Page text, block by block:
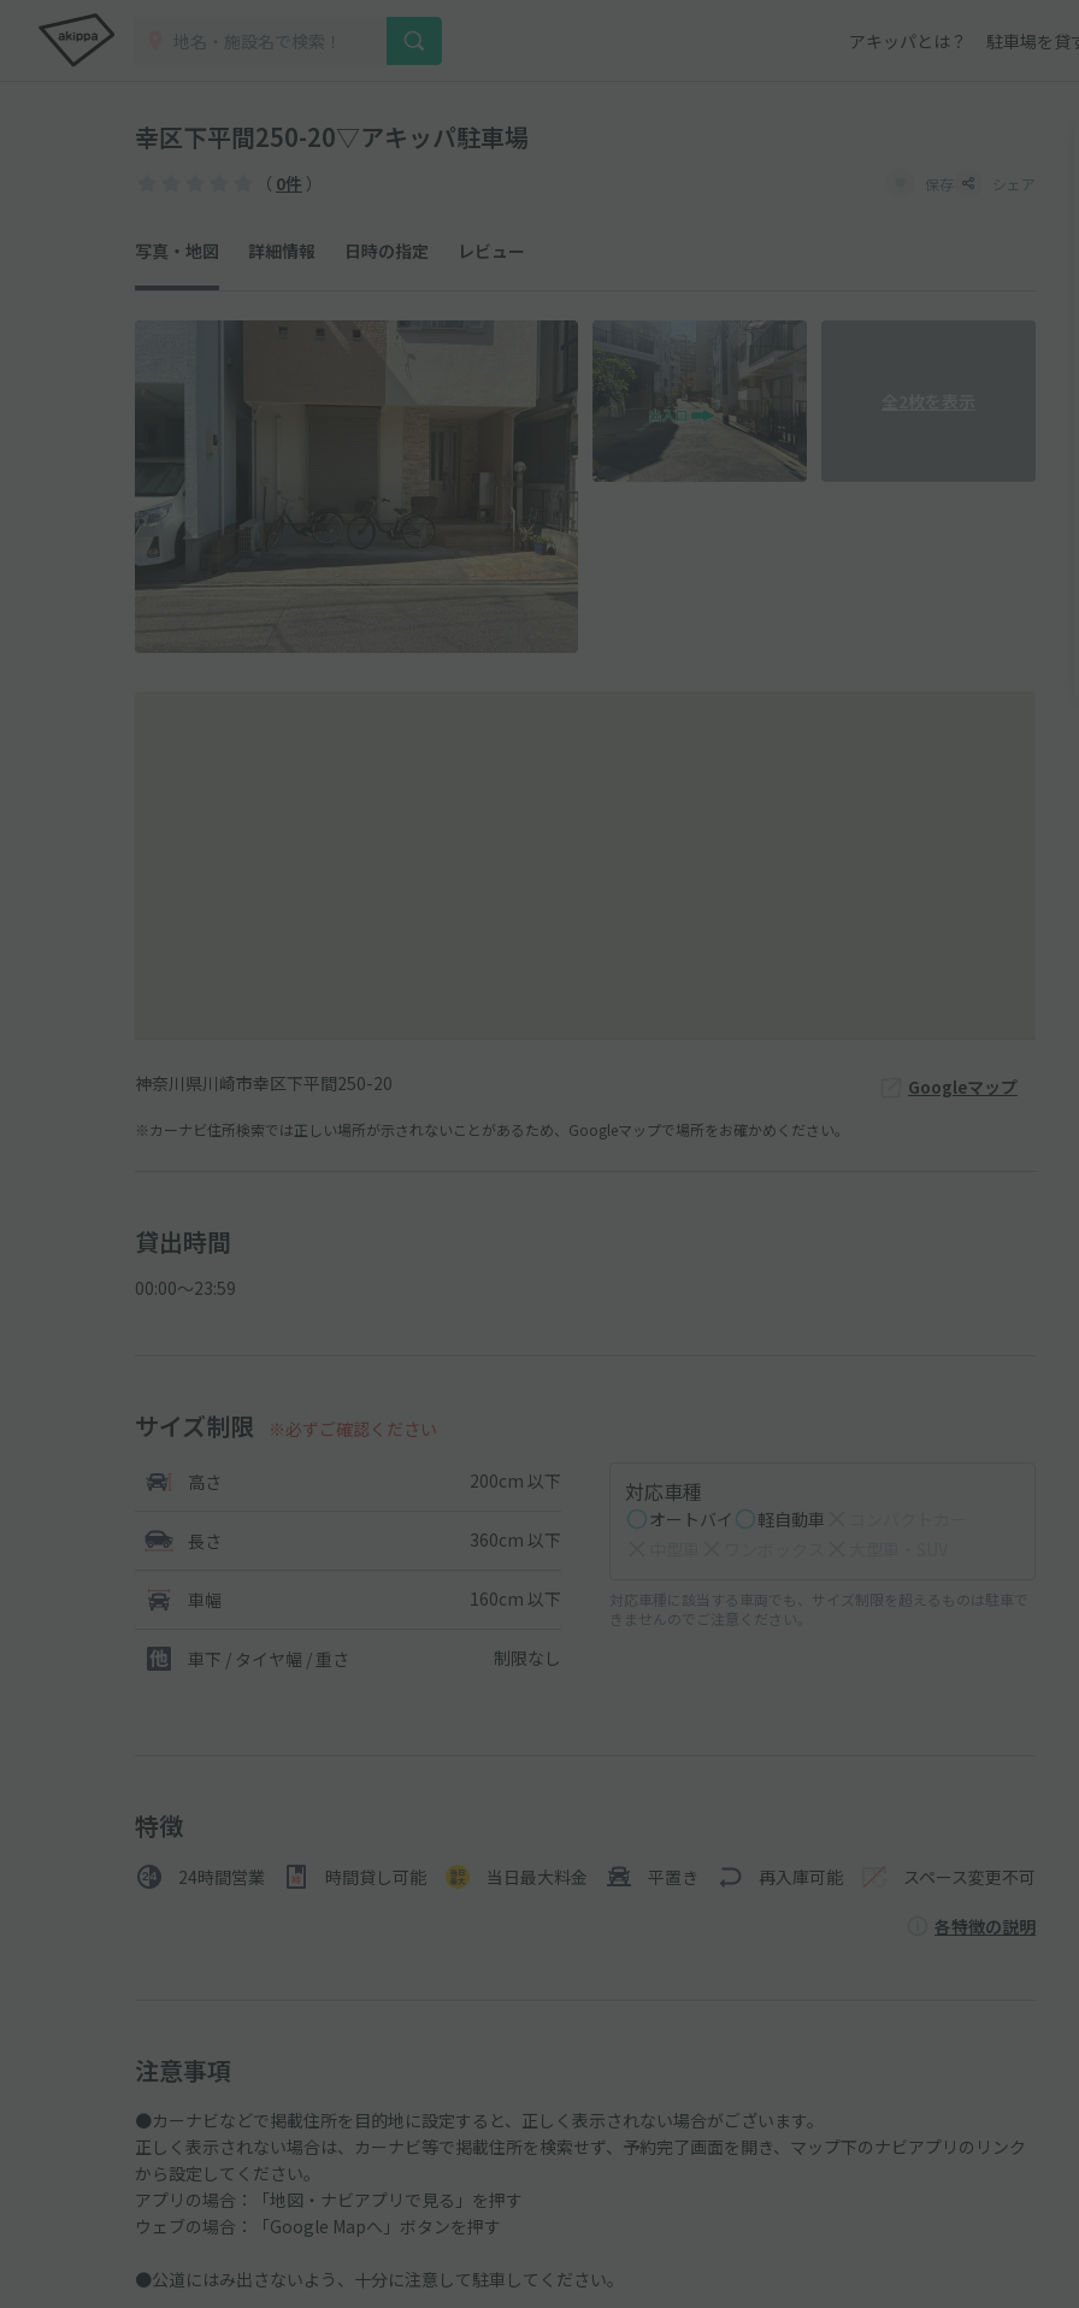
アキッパとは？ 駐車場を貸
幸区下平間250-20▽アキッパ駐車場
（ 0件 ） 保存 シェア
写真・地図 詳細情報 日時の指定 レビュー
神奈川県川崎市幸区下平間250-20 Googleマップ
※カーナビ住所検索では正しい場所が示されないことがあるため、Googleマップで場所をお確かめください。
貸出時間
00:00〜23:59
サイズ制限 ※必ずご確認ください
高さ 200cm 以下
長さ 360cm 以下
車幅 160cm 以下
車下 / タイヤ幅 / 重さ 制限なし
対応車種
オートバイ 軽自動車
対応車種に該当する車両でも、サイズ制限を超えるものは駐車で
きませんのでご注意ください。
特徴
24時間営業 時間貸し可能 当日最大料金 平置き 再入庫可能 スペース変更不可
各特徴の説明
注意事項
●カーナビなどで掲載住所を目的地に設定すると、正しく表示されない場合がございます。
正しく表示されない場合は、カーナビ等で掲載住所を検索せず、予約完了画面を開き、マップ下のナビアプリのリンク
から設定してください。
アプリの場合：「地図・ナビアプリで見る」を押す
ウェブの場合：「Google Mapへ」ボタンを押す
●公道にはみ出さないよう、十分に注意して駐車してください。